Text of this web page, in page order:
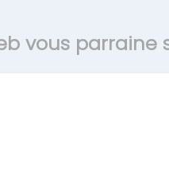
vous parraine